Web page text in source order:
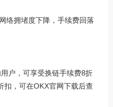
络拥堵度下降，手续费回落
户，可享受换链手续费8折
扣，可在OKX官网下载后查